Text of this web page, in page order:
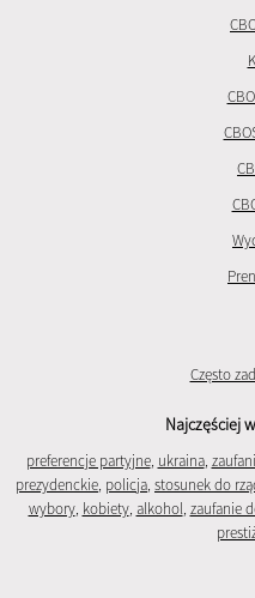
Często
Najczęściej
preferencje partyjne, ukraina,
prezydenckie, policja, stosunek do
wybory, kobiety, alkohol, zaufanie